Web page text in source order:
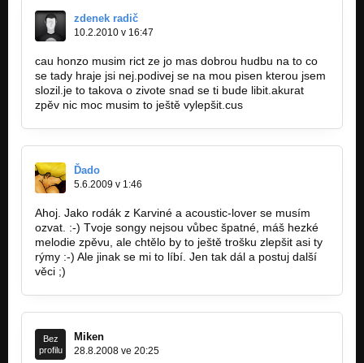
zdenek radič
10.2.2010 v 16:47
cau honzo musim rict ze jo mas dobrou hudbu na to co
se tady hraje jsi nej.podivej se na mou pisen kterou jsem
slozil.je to takova o zivote snad se ti bude libit.akurat
zpěv nic moc musim to ještě vylepšit.cus
Ďado
5.6.2009 v 1:46
Ahoj. Jako rodák z Karviné a acoustic-lover se musím
ozvat. :-) Tvoje songy nejsou vůbec špatné, máš hezké
melodie zpěvu, ale chtělo by to ještě trošku zlepšit asi ty
rýmy :-) Ale jinak se mi to líbí. Jen tak dál a postuj další
věci ;)
Bez
profilu
Miken
28.8.2008 ve 20:25